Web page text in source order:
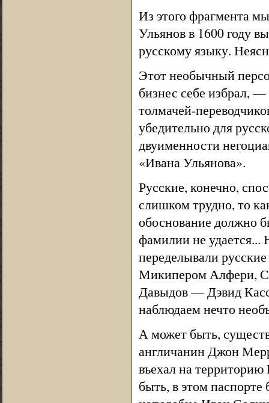
Из этого фрагмента
Ульянов в 1600 году
русскому языку.
Этот необычный
бизнес себе избрал, —
толмачей-
убедительно для
двуименности
«Ивана Ульянова».
Русские, конечно,
слишком трудно, то
обоснование должно
фамилии не
переделывали
Микипером Алфери,
Давыдов — Дэвид
наблюдаем нечто
А может быть,
англичанин Джон
въехал на
быть, в этом